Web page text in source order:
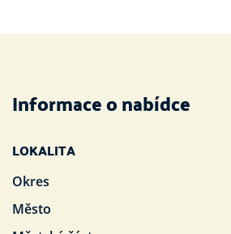
Informace o nabídce
LOKALITA
Okres
Město